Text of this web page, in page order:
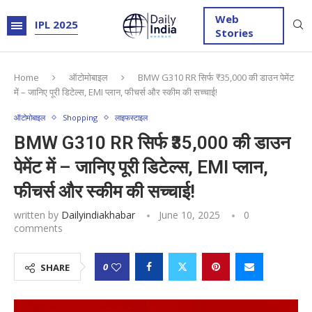
IPL 2025
Web
Stories
Home ऑटोमोबाइल
BMW G310 RR सिर्फ ₹35,000 की डाउन पेमेंट
में – जानिए पूरी डिटेल्स, EMI प्लान, फीचर्स और स्कीम की सच्चाई!
ऑटोमोबाइल Shopping लाइफस्टाइल
BMW G310 RR सिर्फ ₹35,000 की डाउन
पेमेंट में – जानिए पूरी डिटेल्स, EMI प्लान,
फीचर्स और स्कीम की सच्चाई!
written by Dailyindiakhabar June 10, 2025
0
comments
SHARE 0